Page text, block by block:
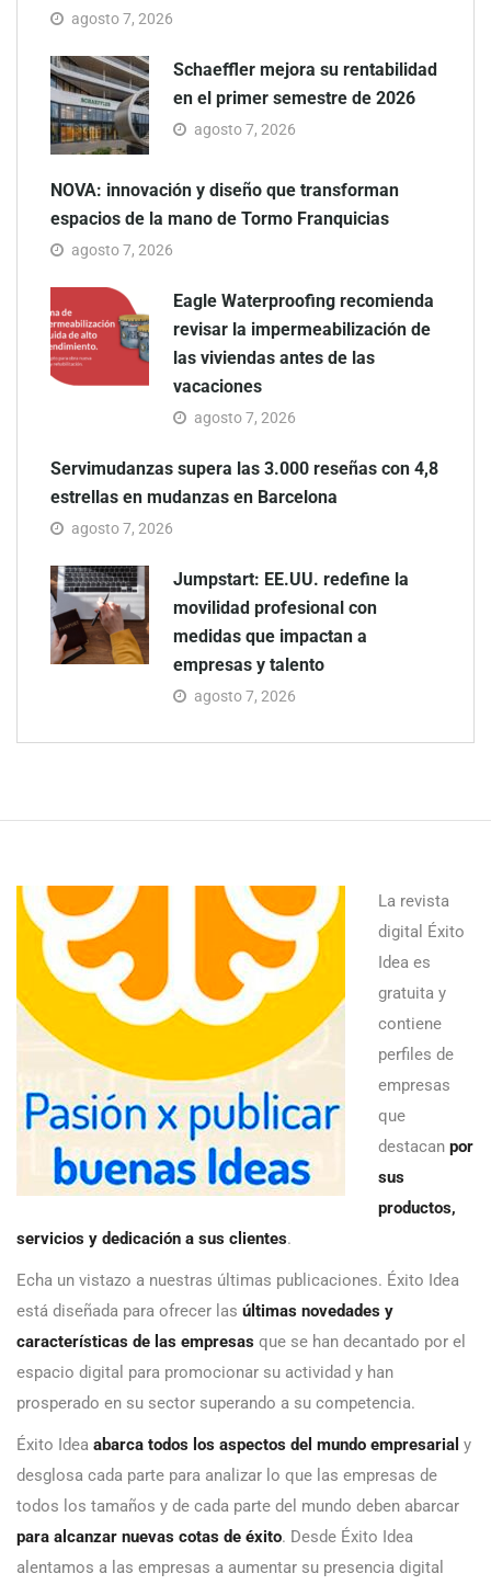
agosto 7, 2026
Schaeffler mejora su rentabilidad
en el primer semestre de 2026
agosto 7, 2026
NOVA: innovación y diseño que transforman
espacios de la mano de Tormo Franquicias
agosto 7, 2026
Eagle Waterproofing recomienda
revisar la impermeabilización de
las viviendas antes de las
vacaciones
agosto 7, 2026
Servimudanzas supera las 3.000 reseñas con 4,8
estrellas en mudanzas en Barcelona
agosto 7, 2026
Jumpstart: EE.UU. redefine la
movilidad profesional con
medidas que impactan a
empresas y talento
agosto 7, 2026
La revista
digital Éxito
Idea es
gratuita y
contiene
perfiles de
empresas
que
destacan por
sus
productos,
servicios y dedicación a sus clientes.
Echa un vistazo a nuestras últimas publicaciones. Éxito Idea
está diseñada para ofrecer las últimas novedades y
características de las empresas que se han decantado por el
espacio digital para promocionar su actividad y han
prosperado en su sector superando a su competencia.
Éxito Idea abarca todos los aspectos del mundo empresarial y
desglosa cada parte para analizar lo que las empresas de
todos los tamaños y de cada parte del mundo deben abarcar
para alcanzar nuevas cotas de éxito. Desde Éxito Idea
alentamos a las empresas a aumentar su presencia digital